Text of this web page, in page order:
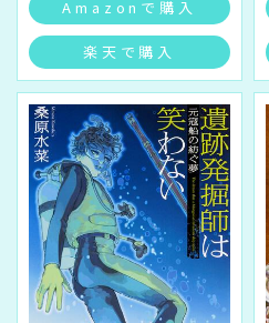
Amazonで購入
楽天で購入